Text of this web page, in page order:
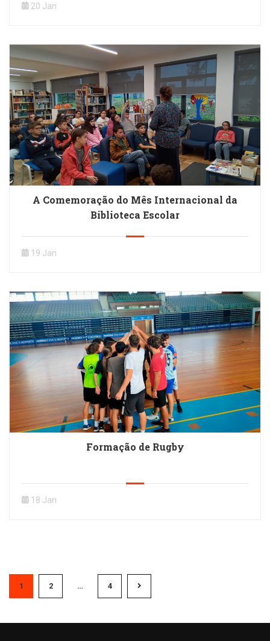
20 Jan
A Comemoração do Mês Internacional da
Biblioteca Escolar
19 Jan
Formação de Rugby
18 Jan
1 2 … 4